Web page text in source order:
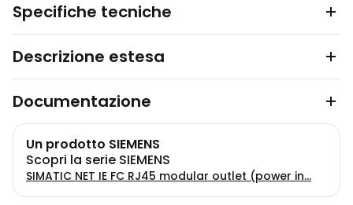
Specifiche tecniche
Descrizione estesa
Documentazione
Un prodotto SIEMENS
Scopri la serie SIEMENS
SIMATIC NET IE FC RJ45 modular outlet (power in...